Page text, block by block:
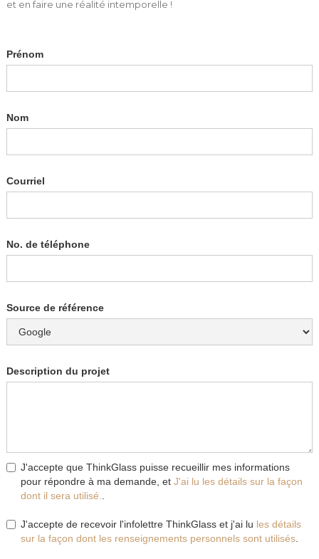
et en faire une réalité intemporelle !
Prénom
Nom
Courriel
No. de téléphone
Source de référence
Description du projet
J'accepte que ThinkGlass puisse recueillir mes informations
pour répondre à ma demande, et J'ai lu les détails sur la façon
dont il sera utilisé.
J'accepte de recevoir l'infolettre ThinkGlass et j'ai lu les détails
sur la façon dont les renseignements personnels sont utilisés.